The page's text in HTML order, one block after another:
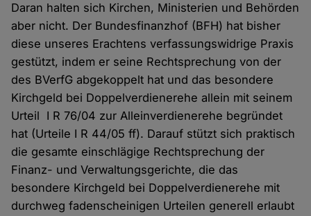
Daran halten sich Kirchen, Ministerien und Behörden
aber nicht. Der Bundesfinanzhof (BFH) hat bisher
diese unseres Erachtens verfassungswidrige Praxis
gestützt, indem er seine Rechtsprechung von der
des BVerfG abgekoppelt hat und das besondere
Kirchgeld bei Doppelverdienerehe allein mit seinem
Urteil I R 76/04 zur Alleinverdienerehe begründet
hat (Urteile I R 44/05 ff). Darauf stützt sich praktisch
die gesamte einschlägige Rechtsprechung der
Finanz- und Verwaltungsgerichte, die das
besondere Kirchgeld bei Doppelverdienerehe mit
durchweg fadenscheinigen Urteilen generell erlaubt